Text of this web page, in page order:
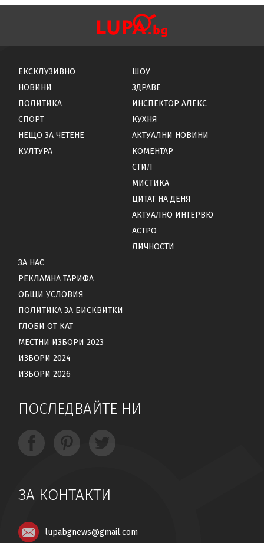
ЕКСКЛУЗИВНО
НОВИНИ
ПОЛИТИКА
СПОРТ
НЕЩО ЗА ЧЕТЕНЕ
КУЛТУРА
ШОУ
ЗДРАВЕ
ИНСПЕКТОР АЛЕКС
КУХНЯ
АКТУАЛНИ НОВИНИ
КОМЕНТАР
СТИЛ
МИСТИКА
ЦИТАТ НА ДЕНЯ
АКТУАЛНО ИНТЕРВЮ
АСТРО
ЛИЧНОСТИ
ЗА НАС
РЕКЛАМНА ТАРИФА
ОБЩИ УСЛОВИЯ
ПОЛИТИКА ЗА БИСКВИТКИ
ГЛОБИ ОТ КАТ
МЕСТНИ ИЗБОРИ 2023
ИЗБОРИ 2024
ИЗБОРИ 2026
ПОСЛЕДВАЙТЕ НИ
ЗА КОНТАКТИ
lupabgnews@gmail.com